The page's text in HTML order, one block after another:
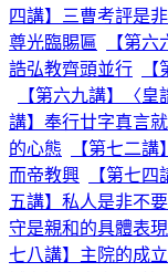
四講】三曹考評是
尊光臨賜匾
【第
誥弘教齊頭並行
【第六九講】〈
講】奉行廿字真言
的心態
【第七二
而帝教興
【第七
五講】私人是非不
守是親和的具體表現
七八講】主院的成